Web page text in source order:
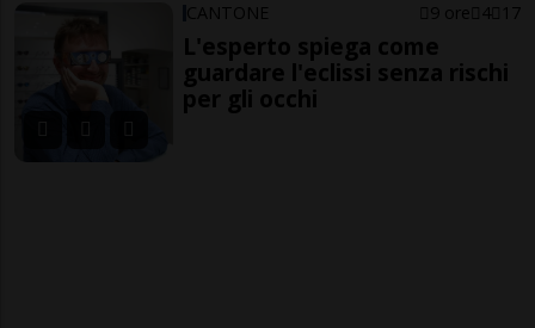
CANTONE 9 ore 4 17
L'esperto spiega come
guardare l'eclissi senza rischi
per gli occhi